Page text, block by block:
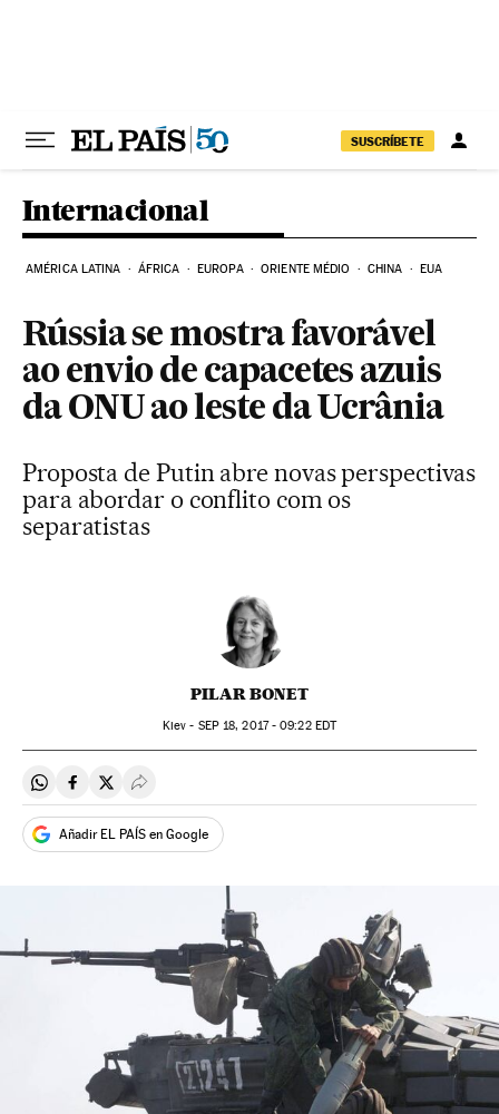
SUSCRÍBETE
Internacional
AMÉRICA LATINA ÁFRICA EUROPA ORIENTE MÉDIO CHINA EUA
Rússia se mostra favorável
ao envio de capacetes azuis
da ONU ao leste da Ucrânia
Proposta de Putin abre novas perspectivas
para abordar o conflito com os
separatistas
PILAR BONET
Kiev - SEP18, 2017 - 09:22EDT
Compartir en Whatsapp
Compartir en Facebook
Compartir en Twitter
Desplegar Redes Sociales
Añadir EL PAÍS en Google